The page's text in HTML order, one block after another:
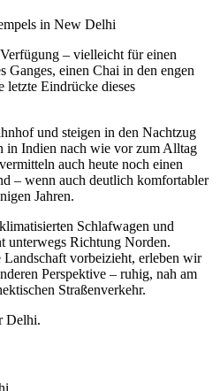
– vielleicht für einen
Ganges, einen Chai in den engen
letzte Eindrücke dieses
und steigen in den Nachtzug
in Indien nach wie vor zum Alltag
auch heute noch einen
– wenn auch deutlich komfortabler
Jahren.
Schlafwagen und
unterwegs Richtung Norden.
Landschaft vorbeizieht, erleben wir
Perspektive – ruhig, nah am
Straßenverkehr.
Delhi.